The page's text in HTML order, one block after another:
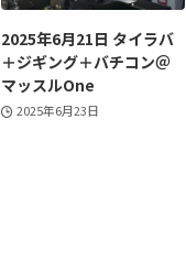
2025年6月21日 タイラバ
＋ジギング＋バチコン＠
マッスルOne
2025年6月23日